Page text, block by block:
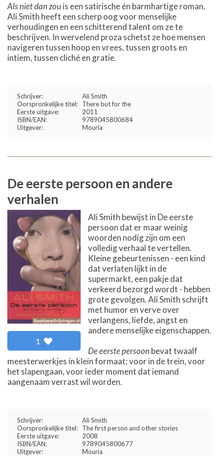
Als niet dan zouis een satirische én barmhartige roman.
Ali Smith heeft een scherp oog voor menselijke
verhoudingen en een schitterend talent om ze te
beschrijven. In wervelend proza schetst ze hoe mensen
navigeren tussen hoop en vrees, tussen groots en
intiem, tussen cliché en gratie.
Schrijver:
Ali Smith
Oorspronkelijke titel:
There but for the
Eerste uitgave:
2011
ISBN/EAN:
9789045800684
Uitgever:
Mouria
De eerste persoon en andere
verhalen
1
Ali Smith bewijst in De eerste
persoon dat er maar weinig
woorden nodig zijn om een
volledig verhaal te vertellen.
Kleine gebeurtenissen - een kind
dat verlaten lijkt in de
supermarkt, een pakje dat
verkeerd bezorgd wordt - hebben
grote gevolgen. Ali Smith schrijft
met humor en verve over
verlangens, liefde, angst en
andere menselijke eigenschappen.
De eerste persoon bevat twaalf
meesterwerkjes in klein formaat; voor in de trein, voor
het slapengaan, voor ieder moment dat iemand
aangenaam verrast wil worden.
Schrijver:
Ali Smith
Oorspronkelijke titel:
The first person and other stories
Eerste uitgave:
2008
ISBN/EAN:
9789045800677
Uitgever:
Mouria